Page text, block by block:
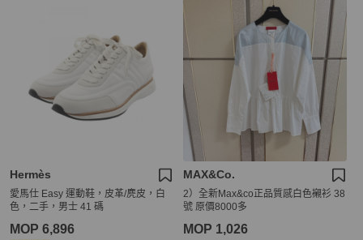
Hermès
愛馬仕 Easy 運動鞋，皮革/麂皮，白
色，二手，男士 41 碼
MOP 6,896
MAX&Co.
2）全新Max&co正品質感白色襯衫 38
號 原價8000多
MOP 1,026